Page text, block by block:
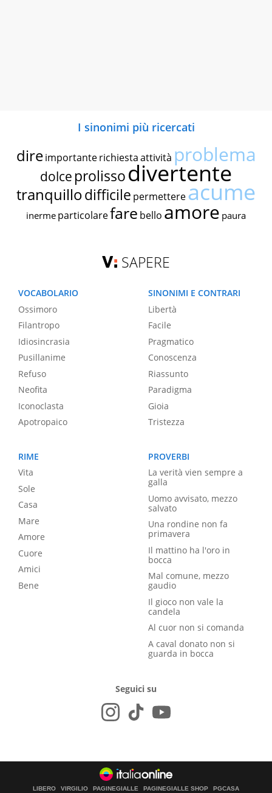
I sinonimi più ricercati
dire importante richiestaattività problema
dolce prolissodivertente
tranquillodifficile permettereacume
inerme particolarefare bello amore paura
SAPERE
VOCABOLARIO
Ossimoro
Filantropo
Idiosincrasia
Pusillanime
Refuso
Neofita
Iconoclasta
Apotropaico
SINONIMI E CONTRARI
Libertà
Facile
Pragmatico
Conoscenza
Riassunto
Paradigma
Gioia
Tristezza
RIME
Vita
Sole
Casa
Mare
Amore
Cuore
Amici
Bene
PROVERBI
La verità vien sempre a
galla
Uomo avvisato, mezzo
salvato
Una rondine non fa
primavera
Il mattino ha l'oro in
bocca
Mal comune, mezzo
gaudio
Il gioco non vale la
candela
Al cuor non si comanda
A caval donato non si
guarda in bocca
Seguici su
LIBERO VIRGILIO PAGINEGIALLE PAGINEGIALLE SHOP PGCASA